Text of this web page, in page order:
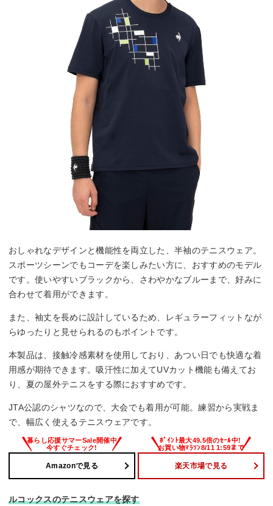
おしゃれなデザインと機能性を両立した、半袖のテニスウェア。
スポーツシーンでもコーデを楽しみたい方に、おすすめのモデル
です。使いやすいブラックから、さわやかなブルーまで、好みに
合わせて着用ができます。
また、袖丈を長めに設計しているため、レギュラーフィットなが
らゆったりと見せられるのもポイントです。
本製品は、接触冷感素材を使用しており、あつい日でも快適な着
用感が期待できます。吸汗性に加えてUVカット機能も備えてお
り、夏の屋外テニスをする際におすすめです。
JTA公認のシャツなので、大会でも着用が可能。練習から実戦ま
で、幅広く使えるテニスウェアです。
Amazonで見る 楽天市場で見る
ルコックスのテニスウェアを探す